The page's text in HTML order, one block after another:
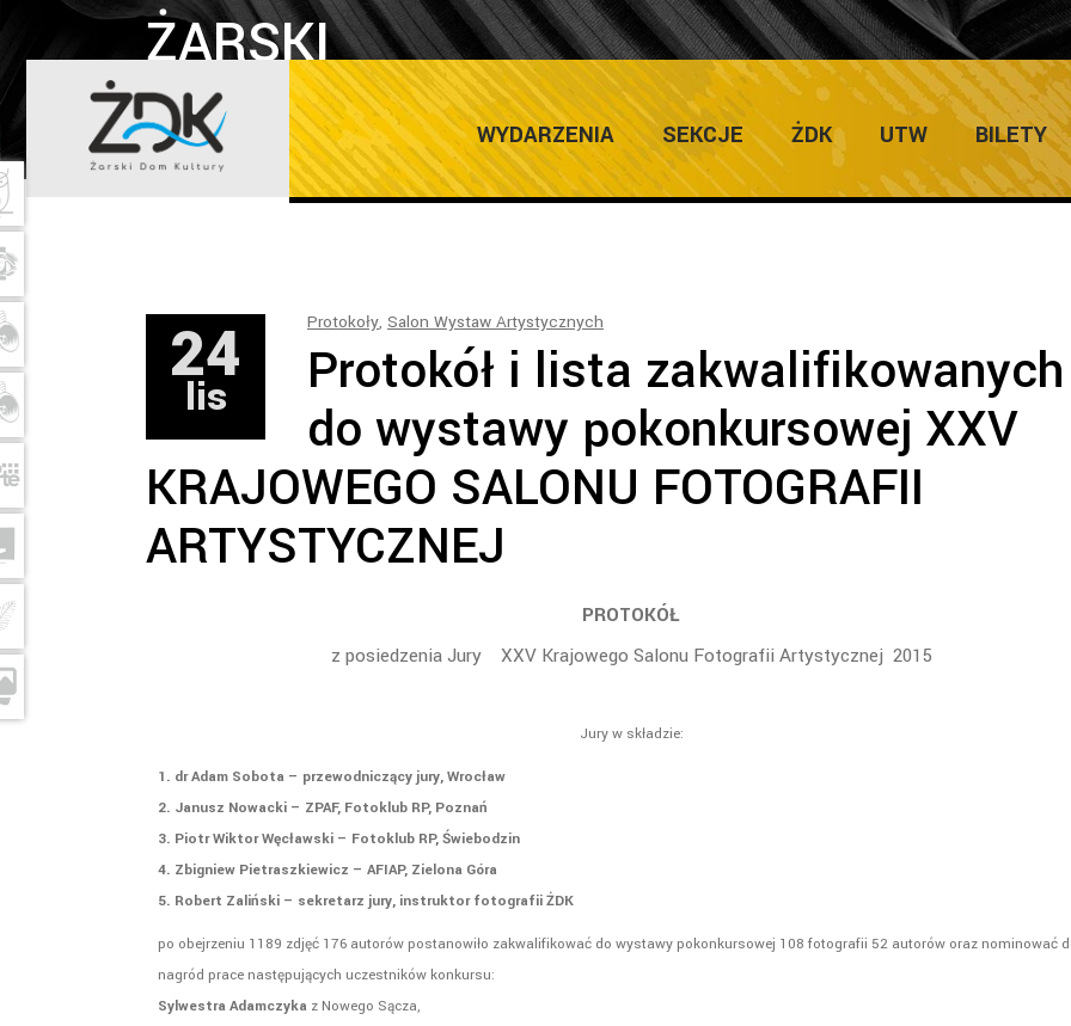
WYDARZENIA SEKCJE ŻDK UTW BILETY
ŻARSKI
DOM
KULTURY
Home/Protokoły/Protokół i lista zakwalifikowanych do wystawy pokonkursowej
24
lis
Protokoły, Salon Wystaw Artystycznych
Protokół i lista zakwalifikowanych
do wystawy pokonkursowej XXV
KRAJOWEGO SALONU FOTOGRAFII
ARTYSTYCZNEJ
PROTOKÓŁ
z posiedzenia Jury XXV Krajowego Salonu Fotografii Artystycznej 2015
Jury w składzie:
1. dr Adam Sobota – przewodniczący jury, Wrocław
2. Janusz Nowacki – ZPAF, Fotoklub RP, Poznań
3. Piotr Wiktor Węcławski – Fotoklub RP, Świebodzin
4. Zbigniew Pietraszkiewicz – AFIAP, Zielona Góra
5. Robert Zaliński – sekretarz jury, instruktor fotografii ŻDK
po obejrzeniu 1189 zdjęć 176 autorów postanowiło zakwalifikować do wystawy pokonkursowej 108 fotografii 52 autorów oraz nominować
nagród prace następujących uczestników konkursu:
Sylwestra Adamczyka z Nowego Sącza,